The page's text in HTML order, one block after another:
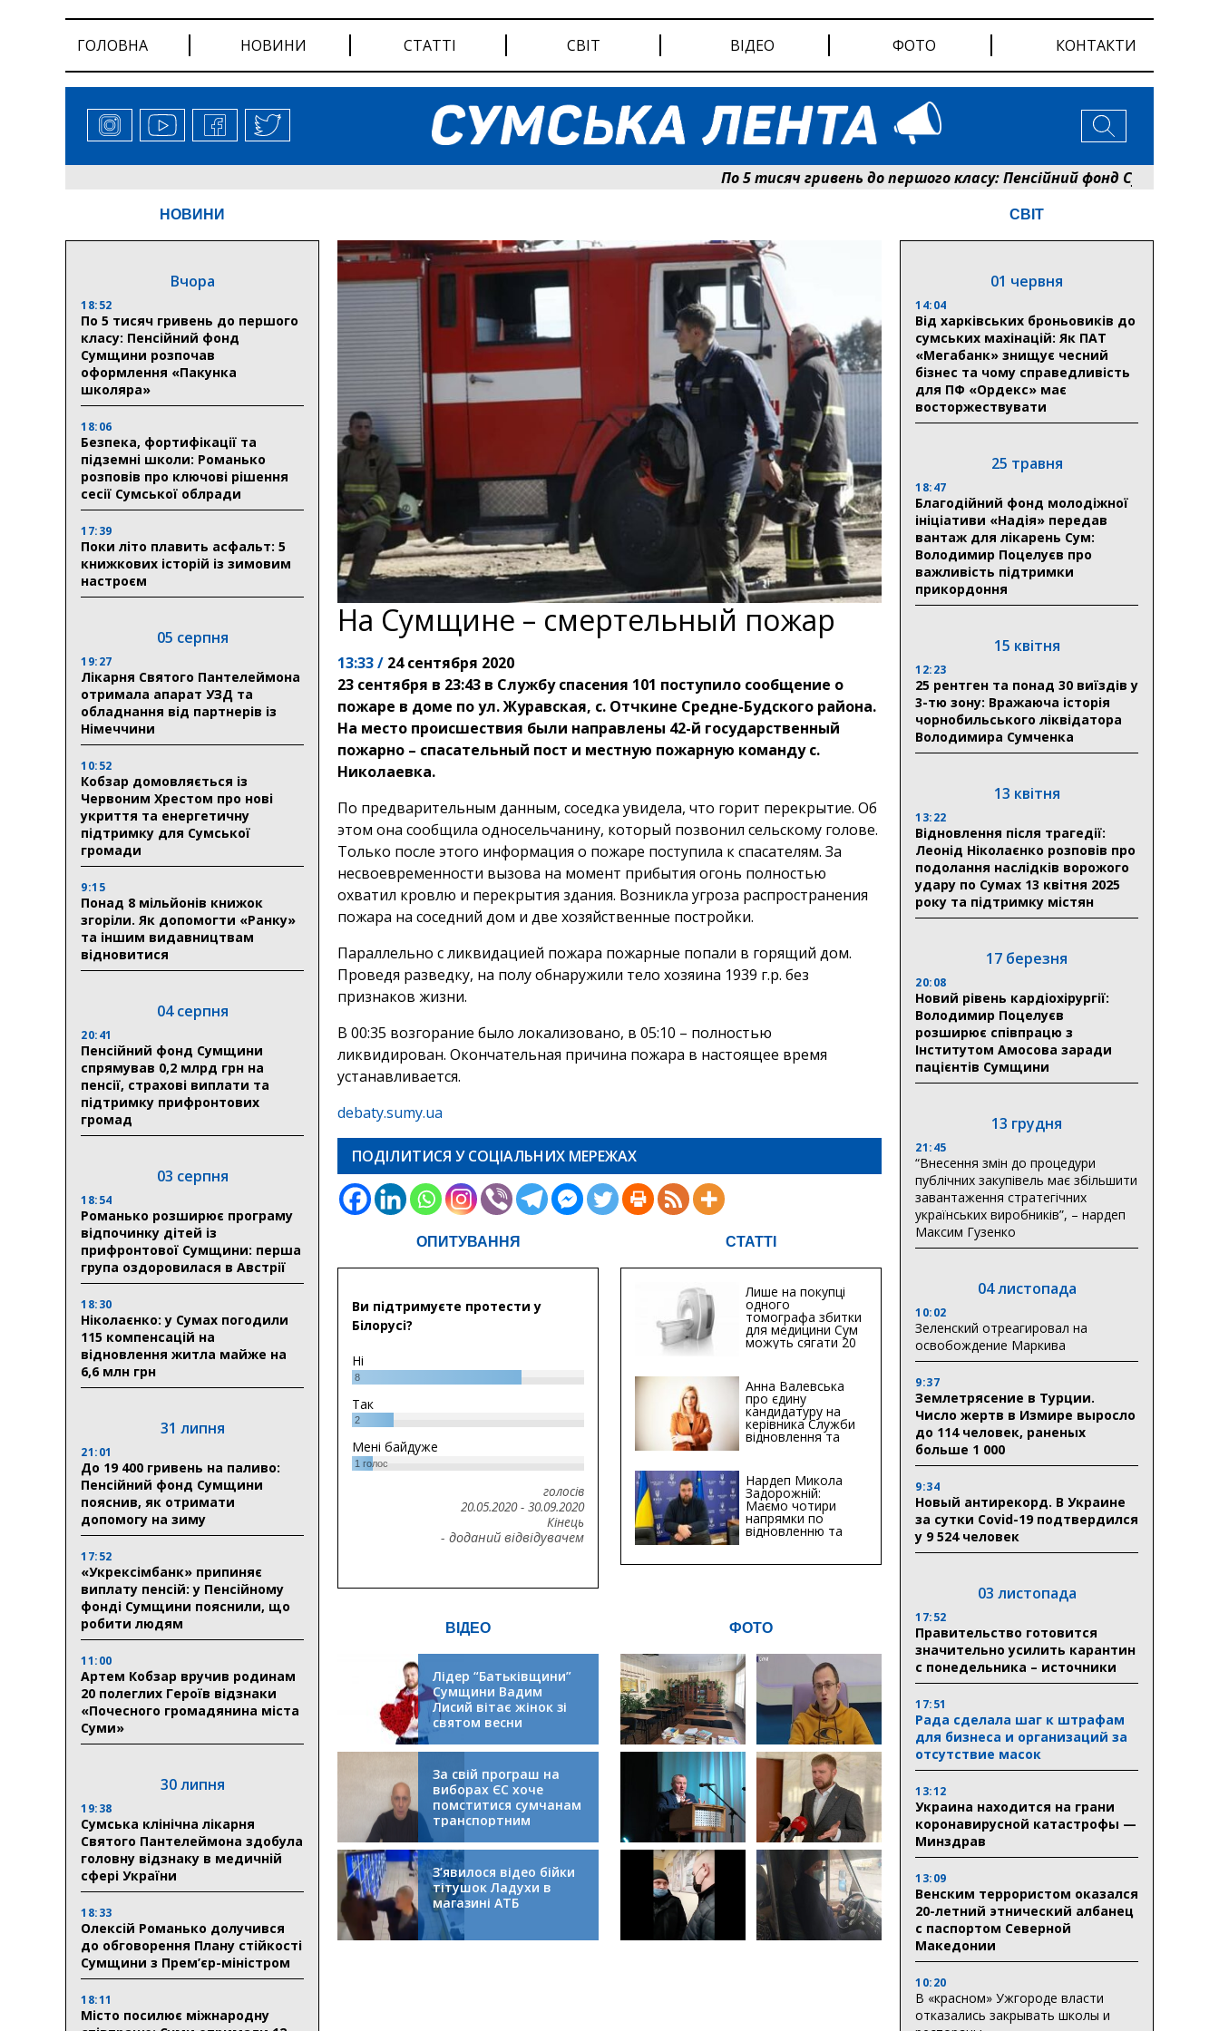
ГОЛОВНА НОВИНИ СТАТТІ СВІТ ВІДЕО ФОТО КОНТАКТИ
По 5 тисяч гривень до першого класу: Пенсійний фонд Сумщини
НОВИНИ
Вчора
18:52
По 5 тисяч гривень до першого
класу: Пенсійний фонд
Сумщини розпочав
оформлення «Пакунка
школяра»
18:06
Безпека, фортифікації та
підземні школи: Романько
розповів про ключові рішення
сесії Сумської облради
17:39
Поки літо плавить асфальт: 5
книжкових історій із зимовим
настроєм
05 серпня
19:27
Лікарня Святого Пантелеймона
отримала апарат УЗД та
обладнання від партнерів із
Німеччини
10:52
Кобзар домовляється із
Червоним Хрестом про нові
укриття та енергетичну
підтримку для Сумської
громади
9:15
Понад 8 мільйонів книжок
згоріли. Як допомогти «Ранку»
та іншим видавництвам
відновитися
04 серпня
20:41
Пенсійний фонд Сумщини
спрямував 0,2 млрд грн на
пенсії, страхові виплати та
підтримку прифронтових
громад
03 серпня
18:54
Романько розширює програму
відпочинку дітей із
прифронтової Сумщини: перша
група оздоровилася в Австрії
18:30
Ніколаєнко: у Сумах погодили
115 компенсацій на
відновлення житла майже на
6,6 млн грн
31 липня
21:01
До 19 400 гривень на паливо:
Пенсійний фонд Сумщини
пояснив, як отримати
допомогу на зиму
17:52
«Укрексімбанк» припиняє
виплату пенсій: у Пенсійному
фонді Сумщини пояснили, що
робити людям
11:00
Артем Кобзар вручив родинам
20 полеглих Героїв відзнаки
«Почесного громадянина міста
Суми»
30 липня
19:38
Сумська клінічна лікарня
Святого Пантелеймона здобула
головну відзнаку в медичній
сфері України
18:33
Олексій Романько долучився
до обговорення Плану стійкості
Сумщини з Прем’єр-міністром
18:11
Місто посилює міжнародну
На Сумщине – смертельный пожар
13:33 / 24 сентября 2020
23 сентября в 23:43 в Службу спасения 101 поступило сообщение о
пожаре в доме по ул. Журавская, с. Отчкине Средне-Будского района.
На место происшествия были направлены 42-й государственный
пожарно – спасательный пост и местную пожарную команду с.
Николаевка.
По предварительным данным, соседка увидела, что горит перекрытие. Об
этом она сообщила односельчанину, который позвонил сельскому голове.
Только после этого информация о пожаре поступила к спасателям. За
несвоевременности вызова на момент прибытия огонь полностью
охватил кровлю и перекрытия здания. Возникла угроза распространения
пожара на соседний дом и две хозяйственные постройки.
Параллельно с ликвидацией пожара пожарные попали в горящий дом.
Проведя разведку, на полу обнаружили тело хозяина 1939 г.р. без
признаков жизни.
В 00:35 возгорание было локализовано, в 05:10 – полностью
ликвидирован. Окончательная причина пожара в настоящее время
устанавливается.
debaty.sumy.ua
ПОДІЛИТИСЯ У СОЦІАЛЬНИХ МЕРЕЖАХ
ОПИТУВАННЯ
Ви підтримуєте протести у
Білорусі?
Ні
8
Так
2
Мені байдуже
1голос
голосів
20.05.2020- 30.09.2020
Кінець
- доданий відвідувачем
СТАТТІ
Лише на покупці
одного
томографа збитки
для медицини Сум
можуть сягати 20
мільйонів гривень
Анна Валевська
про єдину
кандидатуру на
керівника Служби
відновлення та
інфраструктури у
Хіба...
Нардеп Микола
Задорожній:
Маємо чотири
напрямки по
відновленню та
будівництву
інфраструктури
ВІДЕО
Лідер “Батьківщини”
Сумщини Вадим
Лисий вітає жінок зі
святом весни
За свій програш на
виборах ЄС хоче
помститися сумчанам
транспортним
колапсом
З’явилося відео бійки
тітушок Ладухи в
магазині АТБ
ФОТО
СВІТ
01 червня
14:04
Від харківських броньовиків до
сумських махінацій: Як ПАТ
«Мегабанк» знищує чесний
бізнес та чому справедливість
для ПФ «Ордекс» має
восторжествувати
25 травня
18:47
Благодійний фонд молодіжної
ініціативи «Надія» передав
вантаж для лікарень Сум:
Володимир Поцелуєв про
важливість підтримки
прикордоння
15 квітня
12:23
25 рентген та понад 30 виїздів у
3-тю зону: Вражаюча історія
чорнобильського ліквідатора
Володимира Сумченка
13 квітня
13:22
Відновлення після трагедії:
Леонід Ніколаєнко розповів про
подолання наслідків ворожого
удару по Сумах 13 квітня 2025
року та підтримку містян
17 березня
20:08
Новий рівень кардіохірургії:
Володимир Поцелуєв
розширює співпрацю з
Інститутом Амосова заради
пацієнтів Сумщини
13 грудня
21:45
“Внесення змін до процедури
публічних закупівель має збільшити
завантаження стратегічних
українських виробників”, – нардеп
Максим Гузенко
04 листопада
10:02
Зеленский отреагировал на
освобождение Маркива
9:37
Землетрясение в Турции.
Число жертв в Измире выросло
до 114 человек, раненых
больше 1 000
9:34
Новый антирекорд. В Украине
за сутки Covid-19 подтвердился
у 9 524 человек
03 листопада
17:52
Правительство готовится
значительно усилить карантин
с понедельника – источники
17:51
Рада сделала шаг к штрафам
для бизнеса и организаций за
отсутствие масок
13:12
Украина находится на грани
коронавирусной катастрофы —
Минздрав
13:09
Венским террористом оказался
20-летний этнический албанец
с паспортом Северной
Македонии
10:20
В «красном» Ужгороде власти
отказались закрывать школы и